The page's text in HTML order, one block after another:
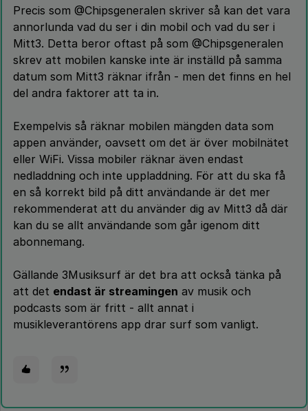
Precis som @Chipsgeneralen skriver så kan det vara
annorlunda vad du ser i din mobil och vad du ser i
Mitt3. Detta beror oftast på som @Chipsgeneralen
skrev att mobilen kanske inte är inställd på samma
datum som Mitt3 räknar ifrån - men det finns en hel
del andra faktorer att ta in.
Exempelvis så räknar mobilen mängden data som
appen använder, oavsett om det är över mobilnätet
eller WiFi. Vissa mobiler räknar även endast
nedladdning och inte uppladdning. För att du ska få
en så korrekt bild på ditt användande är det mer
rekommenderat att du använder dig av Mitt3 då där
kan du se allt användande som går igenom ditt
abonnemang.
Gällande 3Musiksurf är det bra att också tänka på
att det endast är streamingen av musik och
podcasts som är fritt - allt annat i
musikleverantörens app drar surf som vanligt.